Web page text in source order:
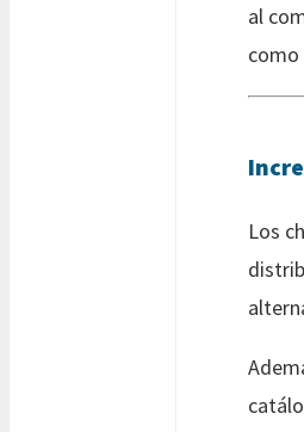
al
como
Los